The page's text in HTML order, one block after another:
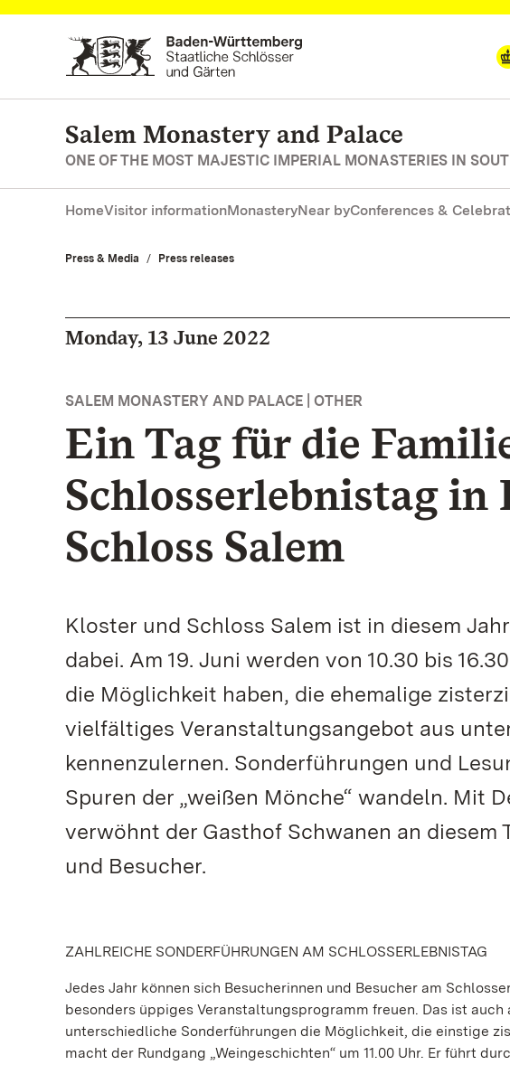
Navigate to main page
Salem Monastery and Palace
ONE OF THE MOST MAJESTIC IMPERIAL MONASTERIES IN
HomeVisitor informationMonasteryNear byConferences &
Press & Media Press releases
Monday, 13 June 2022
SALEM MONASTERY AND PALACE | OTHER
Ein Tag für die
Schlosserlebnistag in
Schloss Salem
Kloster und Schloss Salem ist in diesem
dabei. Am 19. Juni werden von 10.30 bis
die Möglichkeit haben, die ehemalige
vielfältiges Veranstaltungsangebot aus
kennenzulernen. Sonderführungen und
Spuren der „weißen Mönche“ wandeln. Mit
verwöhnt der Gasthof Schwanen an diesem
und Besucher.
ZAHLREICHE SONDERFÜHRUNGEN AM SCHLOSSERLEBNISTAG
Jedes Jahr können sich Besucherinnen und Besucher am
besonders üppiges Veranstaltungsprogramm freuen. Das ist auch
unterschiedliche Sonderführungen die Möglichkeit, die einstige
macht der Rundgang „Weingeschichten“ um 11.00 Uhr. Er führt